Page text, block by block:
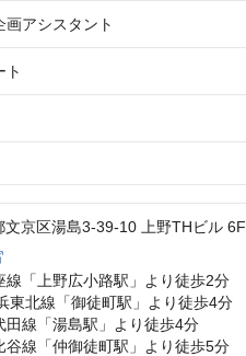
画アシスタント
ト
京区湯島3-39-10 上野THビル 6F
線「上野広小路駅」より徒歩2分
東北線「御徒町駅」より徒歩4分
田線「湯島駅」より徒歩4分
谷線「仲御徒町駅」より徒歩5分